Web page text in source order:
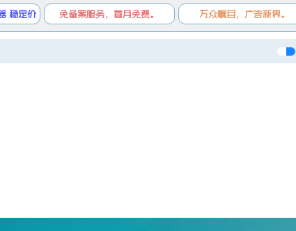
稳定价 免备案服务，首月免费。 万众瞩目，广告新界。